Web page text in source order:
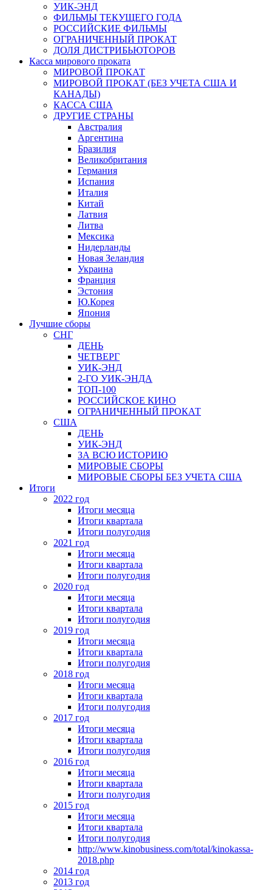
УИК-ЭНД
ФИЛЬМЫ ТЕКУЩЕГО ГОДА
РОССИЙСКИЕ ФИЛЬМЫ
ОГРАНИЧЕННЫЙ ПРОКАТ
ДОЛЯ ДИСТРИБЬЮТОРОВ
Касса мирового проката
МИРОВОЙ ПРОКАТ
МИРОВОЙ ПРОКАТ (БЕЗ УЧЕТА США И
КАНАДЫ)
КАССА США
ДРУГИЕ СТРАНЫ
Австралия
Аргентина
Бразилия
Великобритания
Германия
Испания
Италия
Китай
Латвия
Литва
Мексика
Нидерланды
Новая Зеландия
Украина
Франция
Эстония
Ю.Корея
Япония
Лучшие сборы
СНГ
ДЕНЬ
ЧЕТВЕРГ
УИК-ЭНД
2-ГО УИК-ЭНДА
ТОП-100
РОССИЙСКОЕ КИНО
ОГРАНИЧЕННЫЙ ПРОКАТ
США
ДЕНЬ
УИК-ЭНД
ЗА ВСЮ ИСТОРИЮ
МИРОВЫЕ СБОРЫ
МИРОВЫЕ СБОРЫ БЕЗ УЧЕТА США
Итоги
2022 год
Итоги месяца
Итоги квартала
Итоги полугодия
2021 год
Итоги месяца
Итоги квартала
Итоги полугодия
2020 год
Итоги месяца
Итоги квартала
Итоги полугодия
2019 год
Итоги месяца
Итоги квартала
Итоги полугодия
2018 год
Итоги месяца
Итоги квартала
Итоги полугодия
2017 год
Итоги месяца
Итоги квартала
Итоги полугодия
2016 год
Итоги месяца
Итоги квартала
Итоги полугодия
2015 год
Итоги месяца
Итоги квартала
Итоги полугодия
http://www.kinobusiness.com/total/kinokassa-
2018.php
2014 год
2013 год